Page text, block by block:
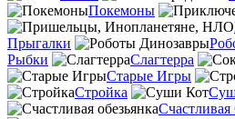
Покемоны
Прыгалки
Рыбки
Слагтерра
Старые Игры
Стройка
Счастливая